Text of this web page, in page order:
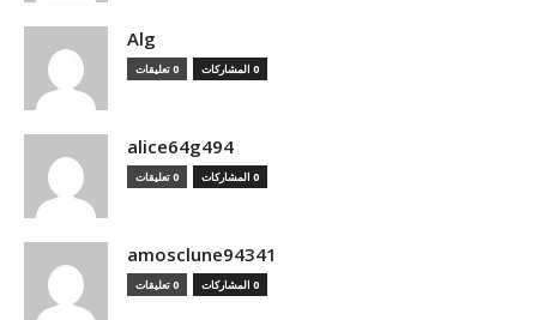
Alg
0 المشاركات 0 تعليقات
alice64g494
0 المشاركات 0 تعليقات
amosclune94341
0 المشاركات 0 تعليقات